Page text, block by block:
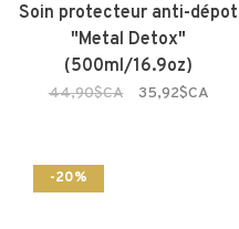
Soin protecteur anti-dépot
"Metal Detox"
(500ml/16.9oz)
44,90$CA 35,92$CA
-20%